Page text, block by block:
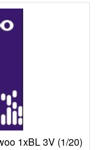
1xBL 3V (1/20)